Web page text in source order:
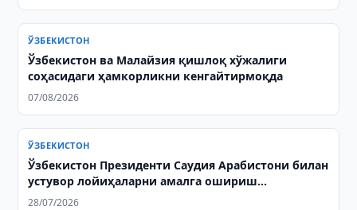
ЎЗБЕКИСТОН
Ўзбекистон ва Малайзия қишлоқ хўжалиги
соҳасидаги ҳамкорликни кенгайтирмоқда
07/08/2026
ЎЗБЕКИСТОН
Ўзбекистон Президенти Саудия Арабистони билан
устувор лойиҳаларни амалга ошириш
масалаларини муҳокама қилди
28/07/2026